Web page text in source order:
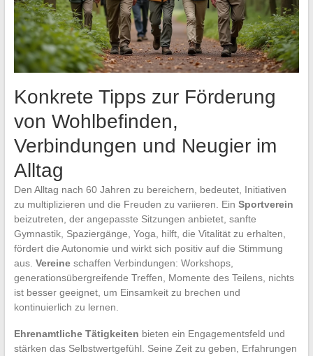
Konkrete Tipps zur Förderung
von Wohlbefinden,
Verbindungen und Neugier im
Alltag
Den Alltag nach 60 Jahren zu bereichern, bedeutet, Initiativen
zu multiplizieren und die Freuden zu variieren. Ein Sportverein
beizutreten, der angepasste Sitzungen anbietet, sanfte
Gymnastik, Spaziergänge, Yoga, hilft, die Vitalität zu erhalten,
fördert die Autonomie und wirkt sich positiv auf die Stimmung
aus. Vereineschaffen Verbindungen: Workshops,
generationsübergreifende Treffen, Momente des Teilens, nichts
ist besser geeignet, um Einsamkeit zu brechen und
kontinuierlich zu lernen.
Ehrenamtliche Tätigkeiten bieten ein Engagementsfeld und
stärken das Selbstwertgefühl. Seine Zeit zu geben, Erfahrungen